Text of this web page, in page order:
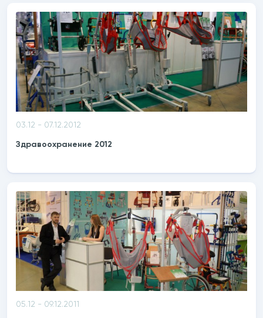
03.12 - 07.12.2012
Здравоохранение 2012
05.12 - 09.12.2011